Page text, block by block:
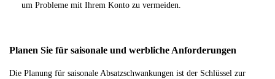
um Probleme mit Ihrem Konto zu vermeiden.
Planen Sie für saisonale und werbliche Anforderungen
Die Planung für saisonale Absatzschwankungen ist der Schlüssel zur